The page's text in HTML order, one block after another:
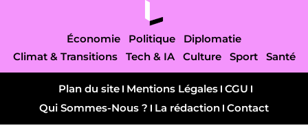
Économie Politique
Diplomatie
Climat & Transitions
Tech & IA Culture Sport Santé
Plan du site Mentions Légales CGU
Qui Sommes-Nous ?
La rédaction Contact